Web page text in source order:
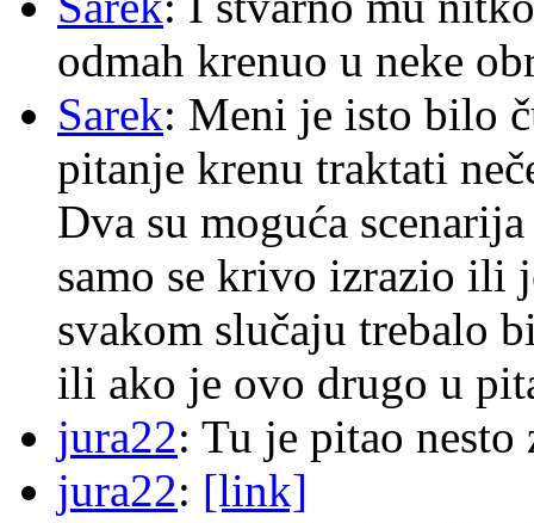
odmah krenuo u neke
Sarek: Meni je isto bilo
pitanje krenu traktati
Dva su moguća
samo se krivo izrazio ili
svakom slučaju trebalo
ili ako je ovo drugo u
jura22: Tu je pitao
jura22: [link]